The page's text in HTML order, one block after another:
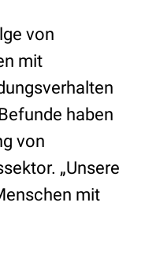
von
mit
haben
von
„Unsere
mit